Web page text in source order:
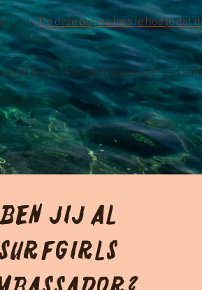
Op deze pagina lees je hoe je dat
altijd dat we contact hebben met een
Ben jij Al
Surfgirls